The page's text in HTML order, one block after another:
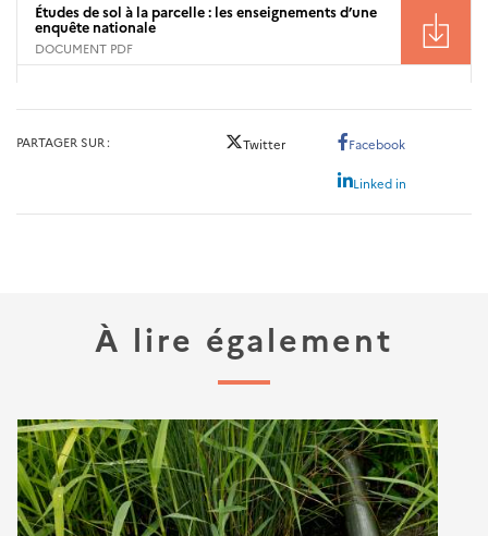
Études de sol à la parcelle : les enseignements d’une
enquête nationale
DOCUMENT PDF
PARTAGER SUR Twitter Facebook
Linked in
À lire également